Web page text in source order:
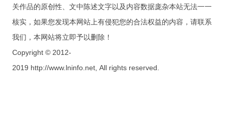
关作品的原创性、文中陈述文字以及内容数据庞杂本站无法一一
核实，如果您发现本网站上有侵犯您的合法权益的内容，请联系
我们，本网站将立即予以删除！
Copyright © 2012-
2019 http://www.lninfo.net, All rights reserved.